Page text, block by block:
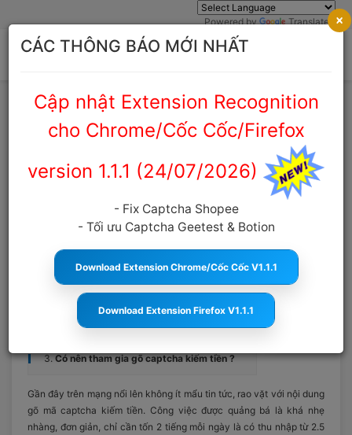
Powered by Translate
Trang chủ Cẩm nang Captcha
Gõ captcha là gì ? Có nên tham gia
gõ captcha kiếm tiền hay không ?
anticaptcha.top 18:48:03 02/07/2022
1368
MỤC LỤC
Gõ captcha là gì ?
Có nên tham gia gõ captcha kiếm tiền ?
Gần đây trên mạng nổi lên không ít mẩu tin tức, rao vặt với nội dung
gõ mã captcha kiếm tiền. Công việc được quảng bá là khá nhẹ
nhàng, đơn giản, chỉ cần tốn 2 tiếng mỗi ngày là có thu nhập từ 2.5
×
CÁC THÔNG BÁO MỚI NHẤT
Cập nhật Extension Recognition
cho Chrome/Cốc Cốc/Firefox
version 1.1.1 (24/07/2026)
- Fix Captcha Shopee
- Tối ưu Captcha Geetest & Botion
Download Extension Chrome/Cốc Cốc V1.1.1
Download Extension Firefox V1.1.1